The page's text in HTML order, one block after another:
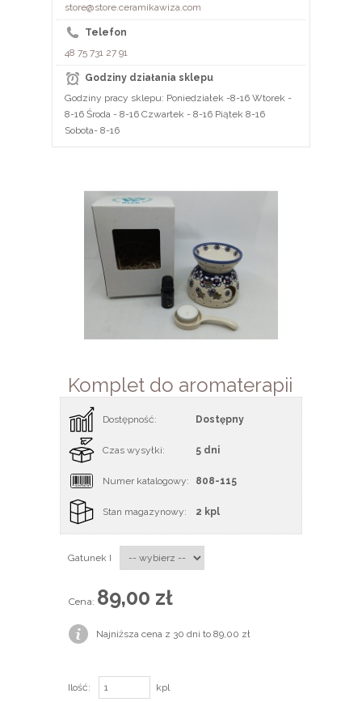
store@store.ceramikawiza.com
Telefon
48 75 731 27 91
Godziny działania sklepu
Godziny pracy sklepu: Poniedziałek -8-16 Wtorek -
8-16 Środa - 8-16 Czwartek - 8-16 Piątek 8-16
Sobota- 8-16
Komplet do aromaterapii
Dostępność: Dostępny
Czas wysyłki: 5 dni
Numer katalogowy: 808-115
Stan magazynowy: 2 kpl
Gatunek I
Cena: 89,00 zł
Najniższa cena z 30 dni to 89,00 zł
Ilość: kpl